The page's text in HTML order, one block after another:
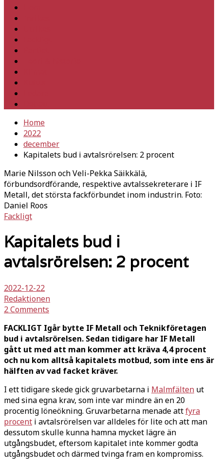
Home
2022
december
Kapitalets bud i avtalsrörelsen: 2 procent
Marie Nilsson och Veli-Pekka Säikkälä,
förbundsordförande, respektive avtalssekreterare i IF
Metall, det största fackförbundet inom industrin. Foto:
Daniel Roos
Fackligt
Kapitalets bud i
avtalsrörelsen: 2 procent
2022-12-22
Redaktionen
2 Comments
FACKLIGT Igår bytte IF Metall och Teknikföretagen
bud i avtalsrörelsen. Sedan tidigare har IF Metall
gått ut med att man kommer att kräva 4,4 procent
och nu kom alltså kapitalets motbud, som inte ens är
hälften av vad facket kräver.
I ett tidigare skede gick gruvarbetarna i Malmfälten ut
med sina egna krav, som inte var mindre än en 20
procentig löneökning. Gruvarbetarna menade attfyra
procent i avtalsrörelsen var alldeles för lite och att man
dessutom skulle kunna hamna mycket lägre än
utgångsbudet, eftersom kapitalet inte kommer godta
utgångsbudet och därmed tvinga fram en kompromiss.